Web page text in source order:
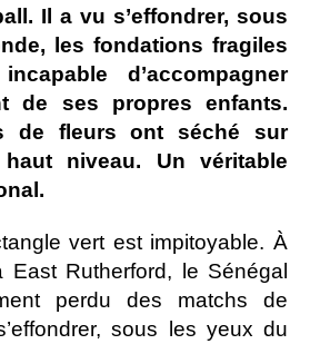
Il a vu s’effondrer, sous
les fondations fragiles
d’accompagner
de ses propres enfants.
de fleurs ont séché sur
niveau. Un véritable
vert est impitoyable. À
East Rutherford, le Sénégal
perdu des matchs de
sous les yeux du